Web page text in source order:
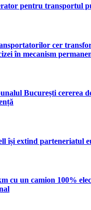
pentru transportul
cer
în mecanism
București cererea
își extind parteneriatul
cu un camion 100%